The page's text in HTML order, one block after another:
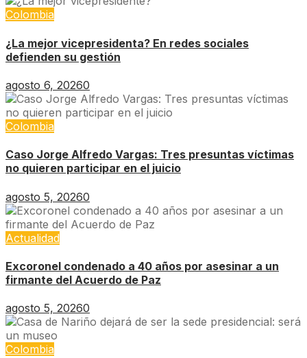
Colombia
¿La mejor vicepresidenta? En redes sociales
defienden su gestión
agosto 6, 20260
Colombia
Caso Jorge Alfredo Vargas: Tres presuntas víctimas
no quieren participar en el juicio
agosto 5, 20260
Actualidad
Excoronel condenado a 40 años por asesinar a un
firmante del Acuerdo de Paz
agosto 5, 20260
Colombia